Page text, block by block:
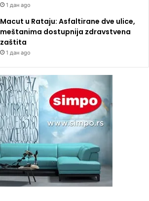
1 дан ago
Macut u Rataju: Asfaltirane dve ulice,
meštanima dostupnija zdravstvena
zaštita
1 дан ago